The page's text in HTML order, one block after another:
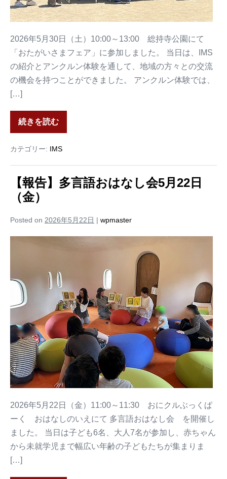
2026年5月30日（土）10:00～13:00 総持寺公園にて
「おたがいさまフェア」に参加しました。 当日は、IMS
の紹介とアンクルン体験を通して、地域の方々との交流
の機会を持つことができました。 アンクルン体験では、
[…]
続きを読む
カテゴリー: IMS
【報告】多言語おはなし会5月22日
（金）
Posted on 2026年5月22日 | wpmaster
2026年5月22日（金）11:00～11:30 おにクルぶっくぱ
ーく おはなしのいえにて 多言語おはなし会 を開催し
ました。 当日は子ども6名、大人7名が参加し、赤ちゃん
から未就学児まで幅広い年齢の子どもたちが集まりま
[…]